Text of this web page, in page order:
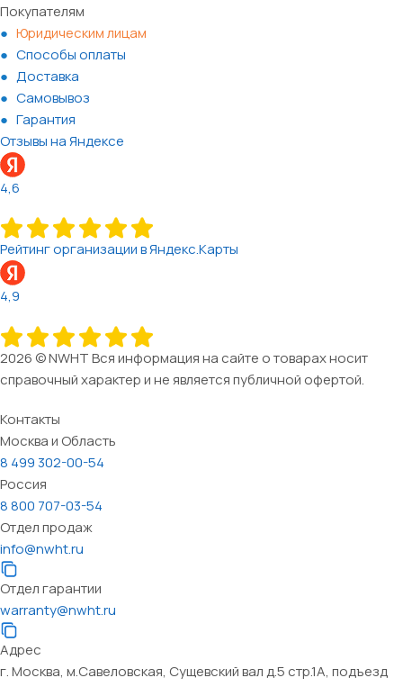
Покупателям
Юридическим лицам
Способы оплаты
Доставка
Самовывоз
Гарантия
Отзывы на Яндексе
4,6
Рейтинг организации в Яндекс.Карты
4,9
2026 © NWHT Вся информация на сайте о товарах носит
справочный характер и не является публичной офертой.
Контакты
Москва и Область
8 499 302-00-54
Россия
8 800 707-03-54
Отдел продаж
info@nwht.ru
Отдел гарантии
warranty@nwht.ru
Адрес
г. Москва, м.Савеловская, Сущевский вал д.5 стр.1А, подъезд